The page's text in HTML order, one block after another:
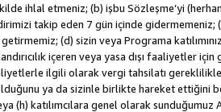
ihlal etmeniz; (b) işbu Sözleşme’yi
takip eden 7 gün içinde gidermemeniz;
(d) sizin veya Programa
içeren veya yasa dışı
ilgili olarak vergi tahsilatı
ya da sizinle birlikte hareket ettiğini
(h) katılımcılara genel olarak